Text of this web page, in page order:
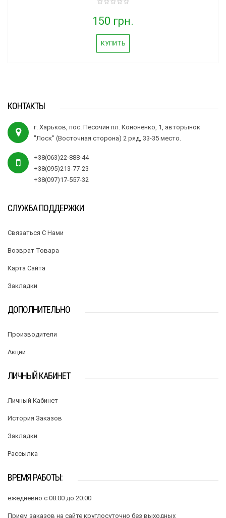
150 грн.
КУПИТЬ
КОНТАКТЫ
г. Харьков, пос. Песочин пл. Кононенко, 1, авторынок
"Лоск" (Восточная сторона) 2 ряд, 33-35 место.
+38(063)22-888-44
+38(095)213-77-23
+38(097)17-557-32
СЛУЖБА ПОДДЕРЖКИ
Связаться С Нами
Возврат Товара
Карта Сайта
Закладки
ДОПОЛНИТЕЛЬНО
Производители
Акции
ЛИЧНЫЙ КАБИНЕТ
Личный Кабинет
История Заказов
Закладки
Рассылка
ВРЕМЯ РАБОТЫ:
ежедневно с 08:00 до 20:00
Прием заказов на сайте круглосуточно без выходных